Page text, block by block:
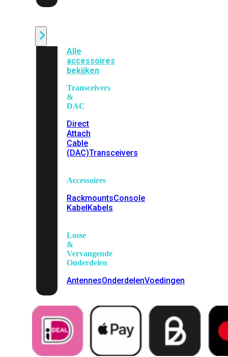
Alle
accessoires
bekijken
Transceivers
&
DAC
Direct
Attach
Cable
(DAC)Transceivers
Accessoires
RackmountsConsole
KabelKabels
Losse
&
Vervangende
Onderdelen
AntennesOnderdelenVoedingen